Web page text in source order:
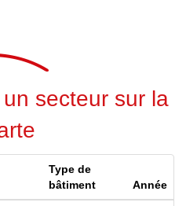
secteur sur la
Type de
bâtiment
Année